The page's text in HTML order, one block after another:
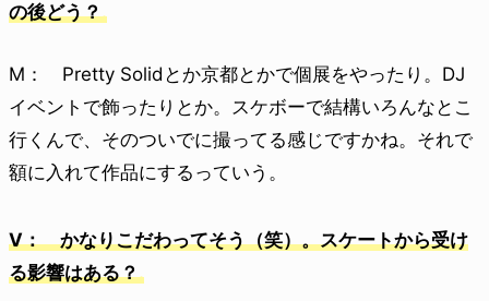
の後どう？
M： Pretty Solidとか京都とかで個展をやったり。DJ
イベントで飾ったりとか。スケボーで結構いろんなとこ
行くんで、そのついでに撮ってる感じですかね。それで
額に入れて作品にするっていう。
V： かなりこだわってそう（笑）。スケートから受け
る影響はある？